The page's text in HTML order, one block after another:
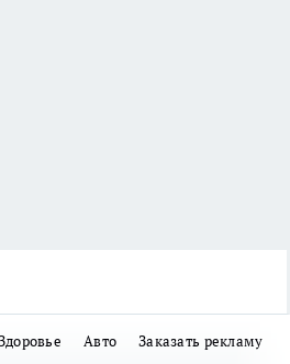
Авто Заказать рекламу